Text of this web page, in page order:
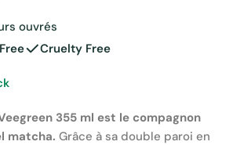
ouvrés
Cruelty Free
355 ml est le compagnon
matcha. Grâce à sa double paroi en